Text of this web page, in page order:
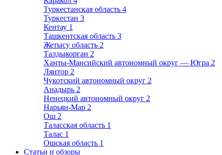
Туркестанская область 4
Туркестан 3
Кентау 1
Ташкентская область 3
Жетысу область 2
Талдыкорган 2
Ханты-Мансийский автономный округ — Югра 2
Лянтор 2
Чукотский автономный округ 2
Анадырь 2
Ненецкий автономный округ 2
Нарьян-Мар 2
Ош 2
Таласская область 1
Талас 1
Ошская область 1
Статьи и обзоры